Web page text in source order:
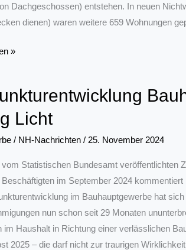
Dachgeschossen) entstehen. In neuen
dienen) waren weitere 659 Wohnungen
»
Licht
/ NH-Nachrichten / 25. November 2024
vom Statistischen Bundesamt veröffentlichten
im September 2024
im Bauhauptgewerbe hat
nun schon seit 29 Monaten
im Haushalt in Richtung einer verlässlichen
2025 – die darf nicht zur traurigen Wirklichkeit